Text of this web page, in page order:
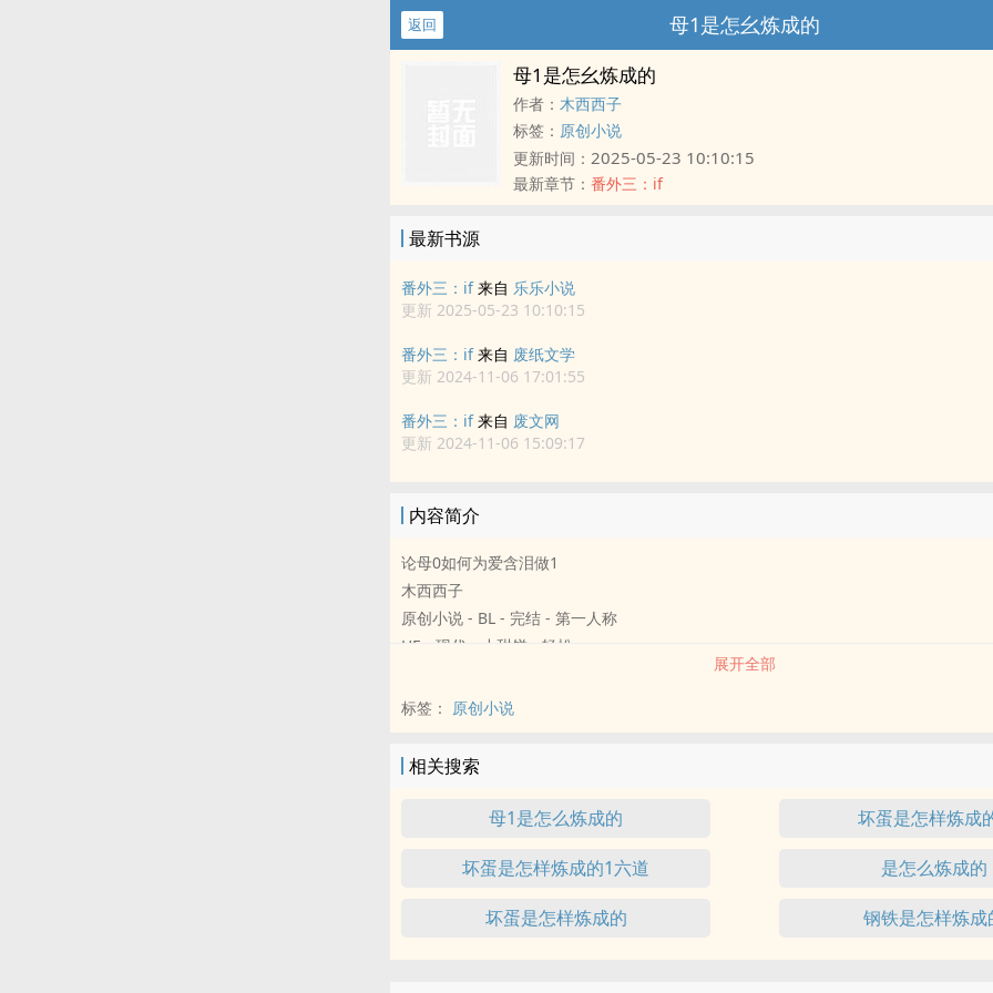
返回 母1是怎幺炼成的
母1是怎幺炼成的
作者： 木西西子
标签： 原创小说
更新时间： 2025-05-23 10:10:15
最新章节： 番外三：if
最新书源
番外三：if来自 乐乐小说
更新 2025-05-23 10:10:15
番外三：if来自 废纸文学
更新 2024-11-06 17:01:55
番外三：if来自 废文网
更新 2024-11-06 15:09:17
内容简介
论母0如何为爱含泪做1
木西西子
原创小说 - BL - 完结 - 第一人称
HE - 现代 - 小甜饼 - 轻松
“母1不是1嘛！！！”
且听张有才讲述他含泪做1的悲痛故事。
展开全部
标签： 原创小说
相关搜索
母1是怎么炼成的 坏蛋是怎样炼成
坏蛋是怎样炼成的1六道 是怎么炼成的
坏蛋是怎样炼成的 钢铁是怎样炼成